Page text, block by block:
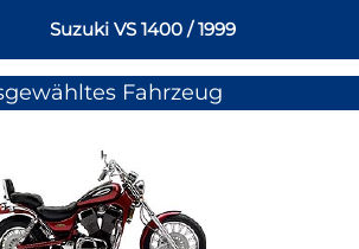
Suzuki VS 1400 / 1999
Fahrzeug